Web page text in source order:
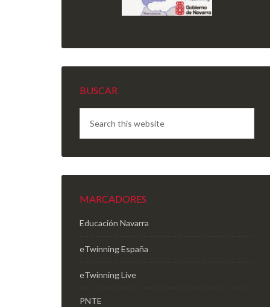
BUSCAR
MARCADORES
Educación Navarra
eTwinning España
eTwinning Live
PNTE